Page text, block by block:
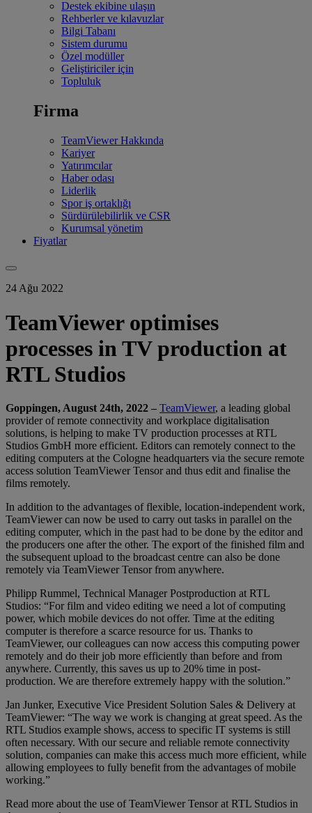
Destek ekibine ulaşın
Rehberler ve kılavuzlar
Bilgi Tabanı
Sistem durumu
Özel modüller
Geliştiriciler için
Topluluk
Firma
TeamViewer Hakkında
Kariyer
Yatırımcılar
Haber odası
Liderlik
Spor iş ortaklığı
Sürdürülebilirlik ve CSR
Kurumsal yönetim
Fiyatlar
24 Ağu 2022
TeamViewer optimises
processes in TV production at
RTL Studios
Goppingen, August 24th, 2022 – TeamViewer, a leading global
provider of remote connectivity and workplace digitalisation
solutions, is helping to make TV production processes at RTL
Studios GmbH more efficient. Editors can remotely connect to the
editing computers at the Cologne headquarters via the secure remote
access solution TeamViewer Tensor and thus edit and finalise the
films remotely.
In addition to the advantages of flexible, location-independent work,
TeamViewer can now be used to carry out tasks in parallel on the
editing computer, which in the past had to be done by the editor and
the producers one after the other. The export of the finished film and
the subsequent upload to the broadcast centre can also be done
remotely via TeamViewer Tensor from anywhere.
Philipp Rummel, Technical Manager Postproduction at RTL
Studios: “For film and video editing we need a lot of computing
power, which mobile devices do not offer. Time at the editing
computer is therefore a scarce resource for us. Thanks to
TeamViewer, our colleagues can now access this computing power
remotely and do their job more efficiently than before and from
anywhere. Currently, this saves us up to 20% time in post-
production. We are therefore extremely happy with the solution.”
Jan Junker, Executive Vice President Solution Sales & Delivery at
TeamViewer: “The way we work is changing at great speed. As the
RTL Studios example shows, access to specific IT systems is still
often necessary. With our secure and reliable remote connectivity
solution, companies can make this access much more efficient, while
allowing employees to fully benefit from the advantages of mobile
working.”
Read more about the use of TeamViewer Tensor at RTL Studios in